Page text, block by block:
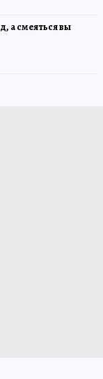
а смеяться вы